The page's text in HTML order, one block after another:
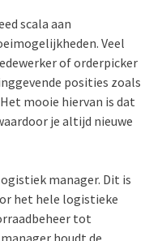
scala aan
Veel
of orderpicker
posities zoals
mooie hiervan is dat
je altijd nieuwe
manager. Dit is
het hele logistieke
tot
houdt de